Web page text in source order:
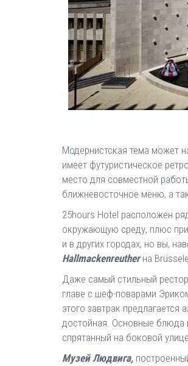
Модернистская тема может
имеет футуристическое
место для совместной
ближневосточное меню, а
25hours Hotel расположен
окружающую среду, плюс
и в других городах, но вы,
Hallmackenreutherна
Даже самый стильный
главе с шеф-поварами
этого завтрак
достойная. Основные блюда
спрятанный на боковой
Музей Людвига,